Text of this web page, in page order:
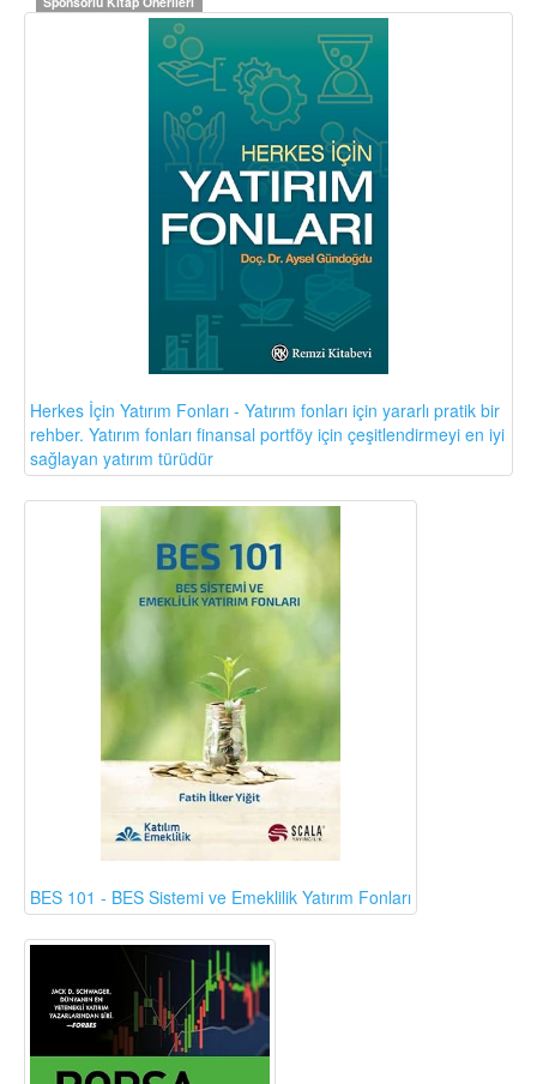
Herkes İçin Yatırım Fonları - Yatırım fonları için yararlı pratik bir
rehber. Yatırım fonları finansal portföy için çeşitlendirmeyi en iyi
sağlayan yatırım türüdür
BES 101 - BES Sistemi ve Emeklilik Yatırım Fonları